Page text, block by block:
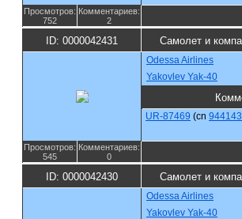
Просмотров:
752
Комментариев:
2
ID: 0000042431 Самолет и
Odessa Airlines
Yakovlev Yak-40
UR-87469 (cn
Просмотров:
545
Комментариев:
0
ID: 0000042430 Самолет и
Odessa Airlines
Yakovlev Yak-40